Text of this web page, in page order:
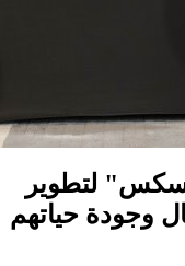
لتطوير
وجودة حياتهم